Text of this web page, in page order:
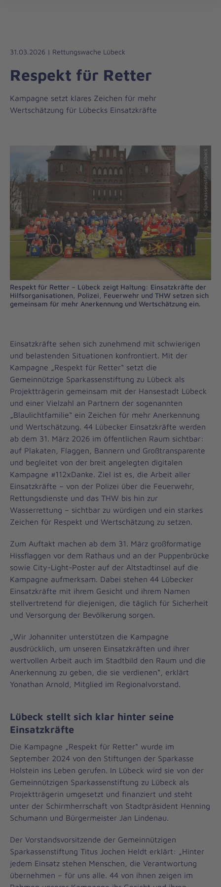
Liebe
Leben
31.03.2026 | Rettungswache Lübeck
Respekt für Retter
Kampagne setzt klares Zeichen für mehr
Wertschätzung für Lübecks Einsatzkräfte
© Sparkassenstiftung Lübeck
Respekt für Retter – Lübeck zeigt Haltung: Einsatzkräfte der
Hilfsorganisationen, Polizei, Feuerwehr und THW setzen sich
gemeinsam für mehr Anerkennung und Wertschätzung ein.
Einsatzkräfte sehen sich zunehmend mit schwierigen
und belastenden Situationen konfrontiert. Mit der
Kampagne „Respekt für Retter“ setzt die
Gemeinnützige Sparkassenstiftung zu Lübeck als
Projektträgerin gemeinsam mit der Hansestadt Lübeck
und einer Vielzahl an Partnern der sogenannten
„Blaulichtfamilie“ ein Zeichen für mehr Anerkennung
und Wertschätzung. 44 Lübecker Einsatzkräfte werden
ab dem 31. März 2026 im öffentlichen Raum sichtbar:
auf Plakaten, Flaggen, Bannern und Großtransparente
und begleitet von der breit angelegten digitalen
Kampagne #112xDanke. Ziel ist es, die Arbeit aller
Einsatzkräfte – von der Polizei über die Feuerwehr,
Rettungsdienste und das THW bis hin zur
Wasserrettung – sichtbar zu würdigen und ein starkes
Zeichen für Respekt und Wertschätzung zu setzen.
Zum Auftakt machen ab dem 31. März großformatige
Hissflaggen vor dem Rathaus und an der Puppenbrücke
sowie City-Light-Poster auf der Altstadtinsel auf die
Kampagne aufmerksam. Dabei stehen 44 Lübecker
Einsatzkräfte mit ihrem Gesicht und ihrem Namen
stellvertretend für diejenigen, die täglich für Sicherheit
und Versorgung der Bevölkerung sorgen.
„Wir Johanniter unterstützen die Kampagne
ausdrücklich, um unseren Einsatzkräften und ihrer
wertvollen Arbeit auch im Stadtbild den Raum und die
Anerkennung zu geben, die sie verdienen“, erklärt
Yonathan Arnold, Mitglied im Regionalvorstand.
Lübeck stellt sich klar hinter seine
Einsatzkräfte
Die Kampagne „Respekt für Retter“ wurde im
September 2024 von den Stiftungen der Sparkasse
Holstein ins Leben gerufen. In Lübeck wird sie von der
Gemeinnützigen Sparkassenstiftung zu Lübeck als
Projektträgerin umgesetzt und finanziert und steht
unter der Schirmherrschaft von Stadtpräsident Henning
Schumann und Bürgermeister Jan Lindenau.
Der Vorstandsvorsitzende der Gemeinnützigen
Sparkassenstiftung Titus Jochen Heldt erklärt: „Hinter
jedem Einsatz stehen Menschen, die Verantwortung
übernehmen – für uns alle. 44 von ihnen zeigen im